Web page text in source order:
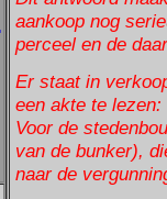
aankoop nog
perceel en de
Er staat in
een akte te
Voor de
van de bunker),
naar de